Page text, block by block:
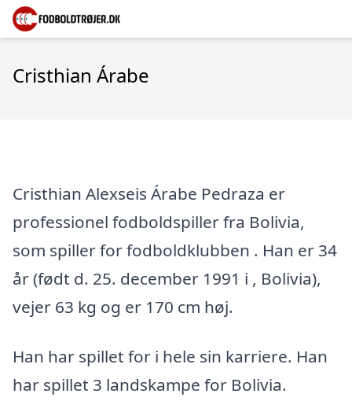
Cristhian Árabe
Cristhian Alexseis Árabe Pedraza er
professionel fodboldspiller fra Bolivia,
som spiller for fodboldklubben . Han er 34
år (født d. 25. december 1991 i , Bolivia),
vejer 63 kg og er 170 cm høj.
Han har spillet for i hele sin karriere. Han
har spillet 3 landskampe for Bolivia.